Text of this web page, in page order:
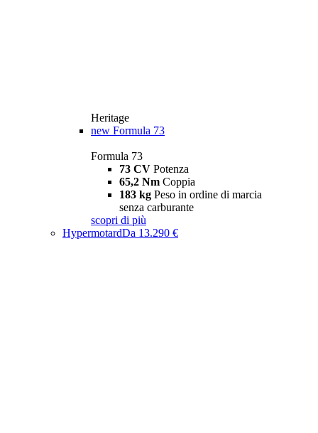
Heritage
new Formula 73
Formula 73
73 CV Potenza
65,2 Nm Coppia
183 kg Peso in ordine di marcia
senza carburante
scopri di più
HypermotardDa 13.290 €